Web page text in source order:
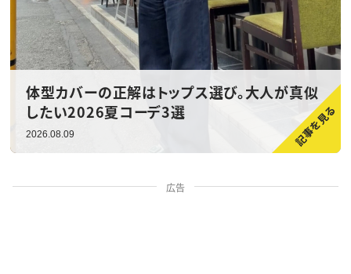
体型カバーの正解はトップス選び。大人が真似
したい2026夏コーデ3選
2026.08.09
広告